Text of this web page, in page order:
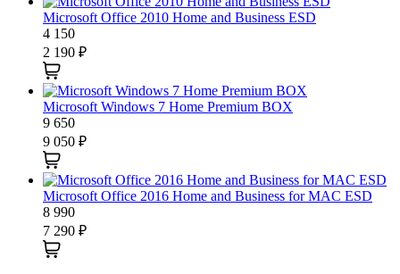
Microsoft Office 2010 Home and Business ESD
4 150
2 190 ₽
Microsoft Windows 7 Home Premium BOX
9 650
9 050 ₽
Microsoft Office 2016 Home and Business for MAC ESD
8 990
7 290 ₽